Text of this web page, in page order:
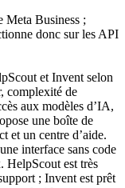
Meta Business ;
donc sur les API